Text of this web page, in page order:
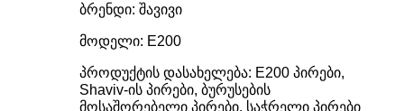
ბრენდი: შავივი
მოდელი: E200
პროდუქტის დასახელება: E200 პირები,
Shaviv-ის პირები, ბურუსების
მოსაშორებელი პირები, საჭრელი პირები